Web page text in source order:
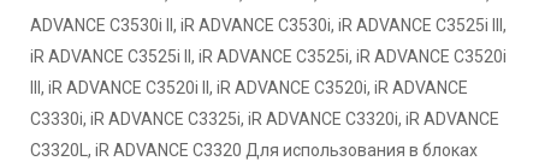
ADVANCE C3530i II, iR ADVANCE C3530i, iR ADVANCE C3525i III,
iR ADVANCE C3525i II, iR ADVANCE C3525i, iR ADVANCE C3520i
III, iR ADVANCE C3520i II, iR ADVANCE C3520i, iR ADVANCE
C3330i, iR ADVANCE C3325i, iR ADVANCE C3320i, iR ADVANCE
C3320L, iR ADVANCE C3320 Для использования в блоках